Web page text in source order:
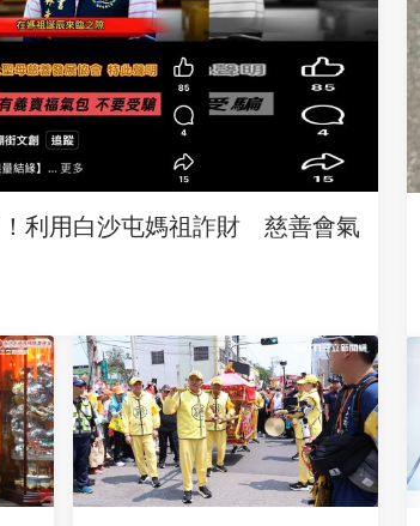
利用白沙屯媽祖詐財 慈善會氣